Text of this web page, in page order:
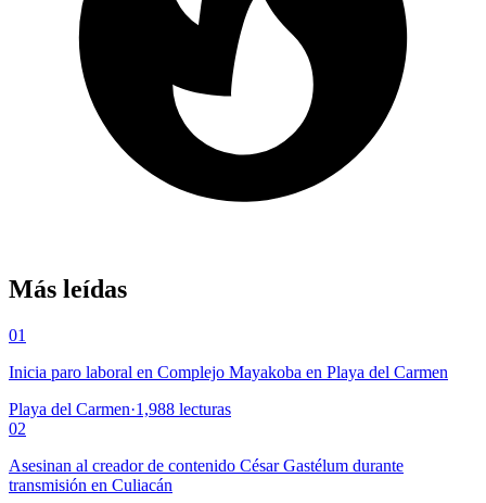
Más leídas
01
Inicia paro laboral en Complejo Mayakoba en Playa del Carmen
Playa del Carmen·1,988 lecturas
02
Asesinan al creador de contenido César Gastélum durante
transmisión en Culiacán